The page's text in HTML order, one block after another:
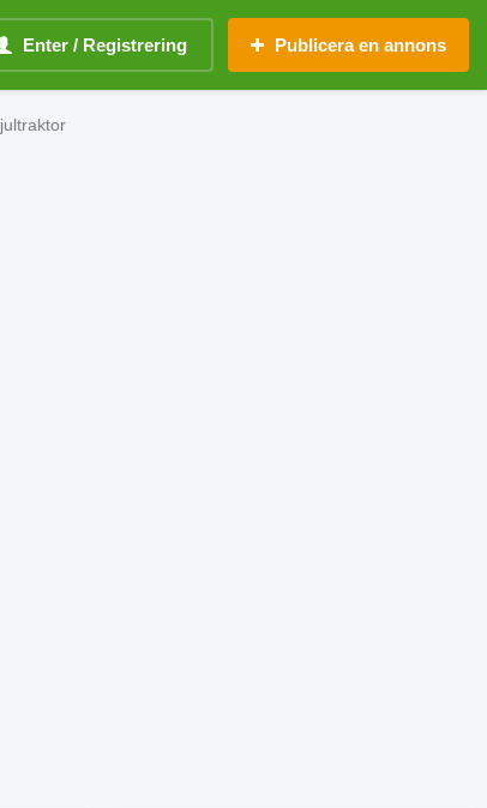
Enter / Registrering Publicera en annons